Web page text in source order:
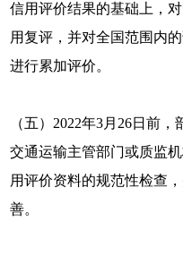
信用评价结果的基础上，
用复评，并对全国范围内
进行累加评价。
（五）2022年3月26日前
交通运输主管部门或质监
用评价资料的规范性检查
善。